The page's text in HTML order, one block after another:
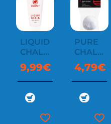
LIQUID
CHALK
200 ML
9,99€
PURE
CHALK
BALL
60G
4,79€